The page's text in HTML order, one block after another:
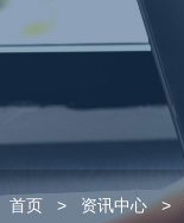
首页 > 资讯中心 >